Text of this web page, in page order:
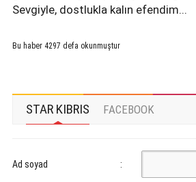
Sevgiyle, dostlukla kalın efendim...
Bu haber 4297 defa okunmuştur
STAR KIBRIS FACEBOOK
Ad soyad :